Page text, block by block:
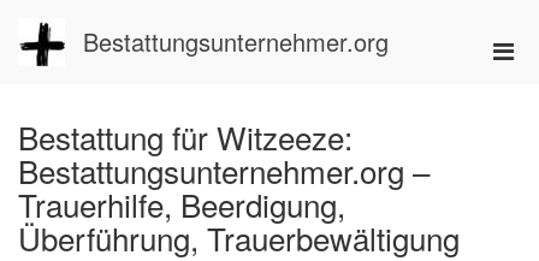
Inhalt
springen
Bestattungsunternehmer.org
Bestattung für Witzeeze:
Bestattungsunternehmer.org –
Trauerhilfe, Beerdigung,
Überführung, Trauerbewältigung